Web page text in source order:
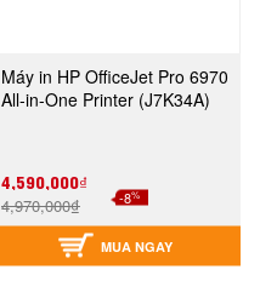
Máy in HP OfficeJet Pro 6970
All-in-One Printer (J7K34A)
4,590,000₫
4,970,000₫ -8%
MUA NGAY